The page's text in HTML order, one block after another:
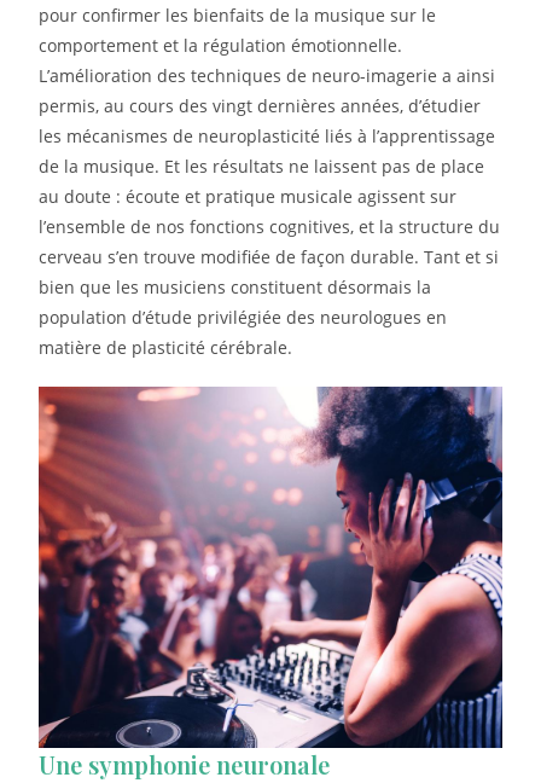
pour confirmer les bienfaits de la musique sur le
comportement et la régulation émotionnelle.
L’amélioration des techniques de neuro-imagerie a ainsi
permis, au cours des vingt dernières années, d’étudier
les mécanismes de neuroplasticité liés à l’apprentissage
de la musique. Et les résultats ne laissent pas de place
au doute : écoute et pratique musicale agissent sur
l’ensemble de nos fonctions cognitives, et la structure du
cerveau s’en trouve modifiée de façon durable. Tant et si
bien que les musiciens constituent désormais la
population d’étude privilégiée des neurologues en
matière de plasticité cérébrale.
Une symphonie neuronale